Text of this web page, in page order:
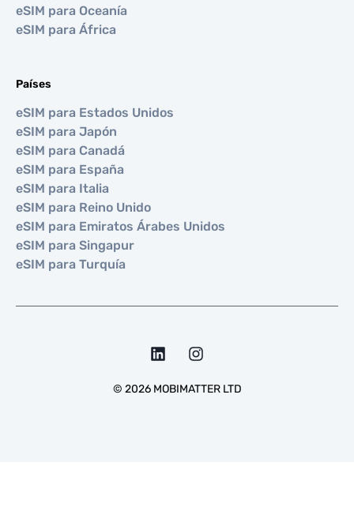
eSIM para Oceanía
eSIM para África
Países
eSIM para Estados Unidos
eSIM para Japón
eSIM para Canadá
eSIM para España
eSIM para Italia
eSIM para Reino Unido
eSIM para Emiratos Árabes Unidos
eSIM para Singapur
eSIM para Turquía
© 2026MOBIMATTER LTD